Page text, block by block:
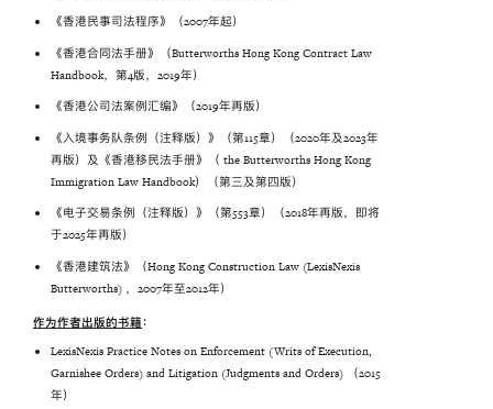
《香港民事司法程序》（2007年起）
《香港合同法手册》（Butterworths Hong Kong Contract Law
Handbook，第4版，2019年）
《香港公司法案例汇编》（2019年再版）
《入境事务队条例（注释版）》（第115章）（2020年及2023年
再版）及《香港移民法手册》（ the Butterworths Hong Kong
Immigration Law Handbook）（第三及第四版）
《电子交易条例（注释版）》（第553章）（2018年再版，即将
于2025年再版）
《香港建筑法》（Hong Kong Construction Law (LexisNexis
Butterworths) ，2007年至2012年）
作为作者出版的书籍 ：
LexisNexis Practice Notes on Enforcement (Writs of Execution,
Garnishee Orders) and Litigation (Judgments and Orders) （2015
年）